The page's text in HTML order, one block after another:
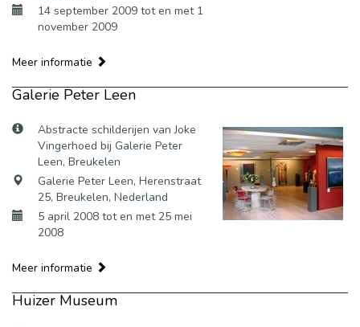
14 september 2009 tot en met 1
november 2009
Meer informatie
Galerie Peter Leen
Abstracte schilderijen van Joke
Vingerhoed bij Galerie Peter
Leen, Breukelen
Galerie Peter Leen, Herenstraat
25, Breukelen, Nederland
5 april 2008 tot en met 25 mei
2008
Meer informatie
Huizer Museum